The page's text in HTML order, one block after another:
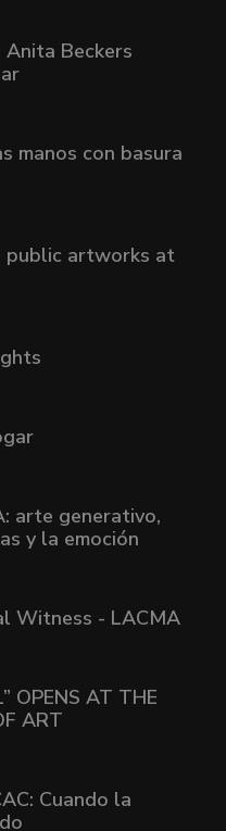
Beckers
manos con basura
public artworks at
arte generativo,
y la emoción
Witness - LACMA
OPENS AT THE
ART
Cuando la